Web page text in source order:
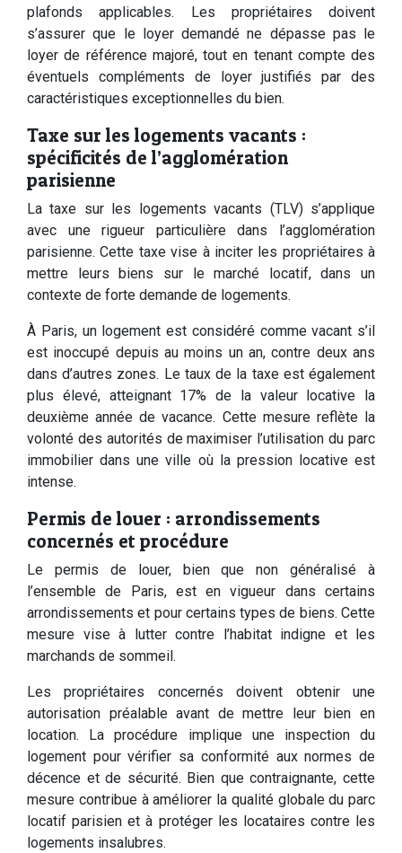
plafonds applicables. Les propriétaires doivent
s’assurer que le loyer demandé ne dépasse pas le
loyer de référence majoré, tout en tenant compte des
éventuels compléments de loyer justifiés par des
caractéristiques exceptionnelles du bien.
Taxe sur les logements vacants :
spécificités de l’agglomération
parisienne
La taxe sur les logements vacants (TLV) s’applique
avec une rigueur particulière dans l’agglomération
parisienne. Cette taxe vise à inciter les propriétaires à
mettre leurs biens sur le marché locatif, dans un
contexte de forte demande de logements.
À Paris, un logement est considéré comme vacant s’il
est inoccupé depuis au moins un an, contre deux ans
dans d’autres zones. Le taux de la taxe est également
plus élevé, atteignant 17% de la valeur locative la
deuxième année de vacance. Cette mesure reflète la
volonté des autorités de maximiser l’utilisation du parc
immobilier dans une ville où la pression locative est
intense.
Permis de louer : arrondissements
concernés et procédure
Le permis de louer, bien que non généralisé à
l’ensemble de Paris, est en vigueur dans certains
arrondissements et pour certains types de biens. Cette
mesure vise à lutter contre l’habitat indigne et les
marchands de sommeil.
Les propriétaires concernés doivent obtenir une
autorisation préalable avant de mettre leur bien en
location. La procédure implique une inspection du
logement pour vérifier sa conformité aux normes de
décence et de sécurité. Bien que contraignante, cette
mesure contribue à améliorer la qualité globale du parc
locatif parisien et à protéger les locataires contre les
logements insalubres.